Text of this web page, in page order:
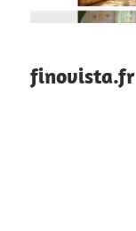
finovista.fr